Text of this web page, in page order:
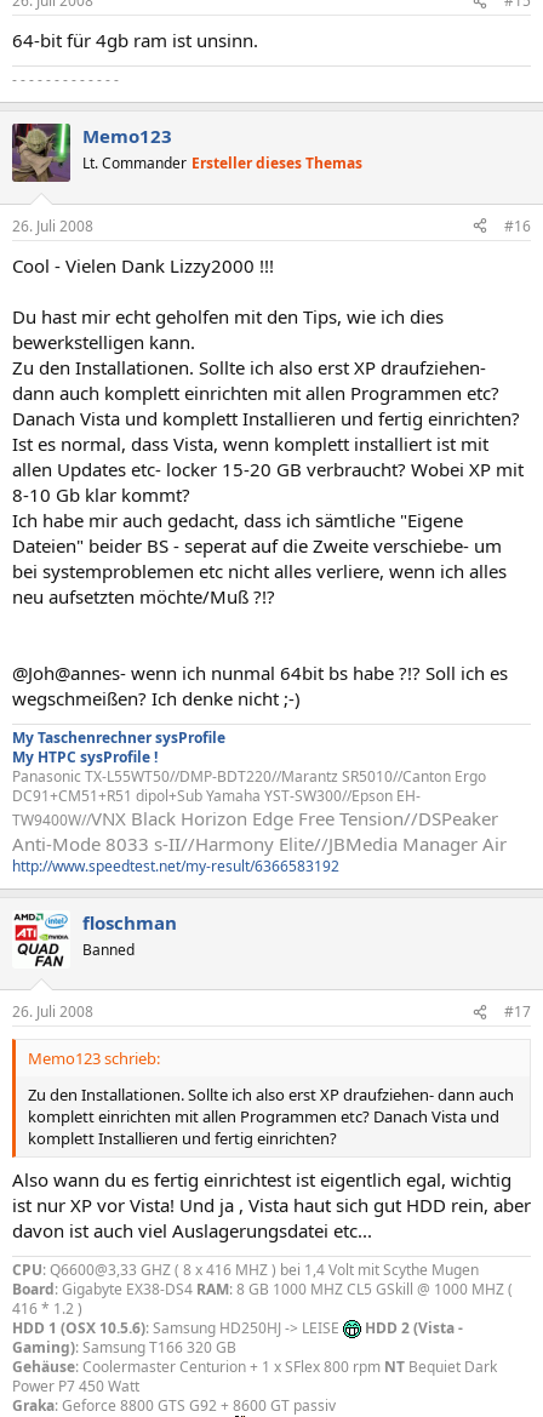
64-bit für 4gb ram ist unsinn.
- - - - - - - - - - - - -
Memo123
Lt. Commander Ersteller dieses Themas
26. Juli 2008 #16
Cool - Vielen Dank Lizzy2000 !!!
Du hast mir echt geholfen mit den Tips, wie ich dies
bewerkstelligen kann.
Zu den Installationen. Sollte ich also erst XP draufziehen-
dann auch komplett einrichten mit allen Programmen etc?
Danach Vista und komplett Installieren und fertig einrichten?
Ist es normal, dass Vista, wenn komplett installiert ist mit
allen Updates etc- locker 15-20 GB verbraucht? Wobei XP mit
8-10 Gb klar kommt?
Ich habe mir auch gedacht, dass ich sämtliche "Eigene
Dateien" beider BS - seperat auf die Zweite verschiebe- um
bei systemproblemen etc nicht alles verliere, wenn ich alles
neu aufsetzten möchte/Muß ?!?
@Joh@annes- wenn ich nunmal 64bit bs habe ?!? Soll ich es
wegschmeißen? Ich denke nicht ;-)
My Taschenrechner sysProfile
My HTPC sysProfile !
Panasonic TX-L55WT50//DMP-BDT220//Marantz SR5010//Canton Ergo
DC91+CM51+R51 dipol+Sub Yamaha YST-SW300//Epson EH-
TW9400W//VNX Black Horizon Edge Free Tension//DSPeaker
Anti-Mode 8033 s-II//Harmony Elite//JBMedia Manager Air
http://www.speedtest.net/my-result/6366583192
floschman
Banned
26. Juli 2008 #17
Memo123 schrieb:
Zu den Installationen. Sollte ich also erst XP draufziehen- dann auch
komplett einrichten mit allen Programmen etc? Danach Vista und
komplett Installieren und fertig einrichten?
Also wann du es fertig einrichtest ist eigentlich egal, wichtig
ist nur XP vor Vista! Und ja , Vista haut sich gut HDD rein, aber
davon ist auch viel Auslagerungsdatei etc...
CPU: Q6600@3,33 GHZ ( 8 x 416 MHZ ) bei 1,4 Volt mit Scythe Mugen
Board: Gigabyte EX38-DS4 RAM: 8 GB 1000 MHZ CL5 GSkill @ 1000 MHZ (
416 * 1.2 )
HDD 1 (OSX 10.5.6): Samsung HD250HJ -> LEISE
HDD 2 (Vista -
Gaming): Samsung T166 320 GB
Gehäuse: Coolermaster Centurion + 1 x SFlex 800 rpm NT Bequiet Dark
Power P7 450 Watt
Graka: Geforce 8800 GTS G92 + 8600 GT passiv